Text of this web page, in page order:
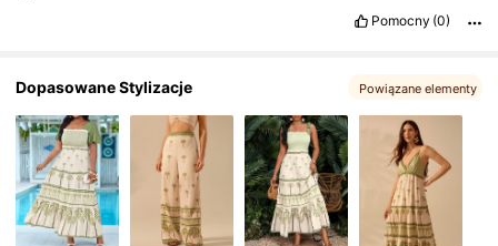
Pomocny (0)
Dopasowane Stylizacje Powiązane elementy